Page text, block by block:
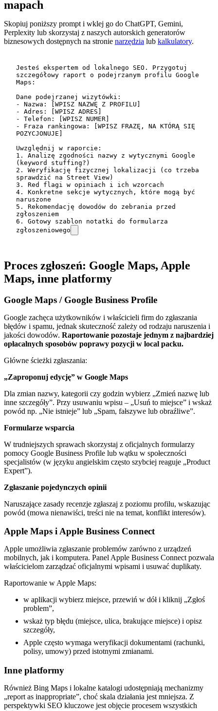
mapach
Skopiuj poniższy prompt i wklej go do ChatGPT, Gemini,
Perplexity lub skorzystaj z naszych autorskich generatorów
biznesowych dostępnych na stronie narzędzia lub kalkulatory.
Jesteś ekspertem od lokalnego SEO. Przygotuj
szczegółowy raport o podejrzanym profilu Google
Maps:
Dane podejrzanej wizytówki:
- Nazwa: [WPISZ NAZWĘ Z PROFILU]
- Adres: [WPISZ ADRES]
- Telefon: [WPISZ NUMER]
- Fraza rankingowa: [WPISZ FRAZĘ, NA KTÓRĄ SIĘ
POZYCJONUJE]
Uwzględnij w raporcie:
1. Analizę zgodności nazwy z wytycznymi Google
(keyword stuffing?)
2. Weryfikację fizycznej lokalizacji (co trzeba
sprawdzić na Street View)
3. Red flagi w opiniach i ich wzorcach
4. Konkretne sekcje wytycznych, które mogą być
naruszone
5. Rekomendację dowodów do zebrania przed
zgłoszeniem
6. Gotowy szablon notatki do formularza
zgłoszeniowego
Proces zgłoszeń: Google Maps, Apple
Maps, inne platformy
Google Maps / Google Business Profile
Google zachęca użytkowników i właścicieli firm do zgłaszania
błędów i spamu, jednak skuteczność zależy od rodzaju naruszenia i
jakości dowodów. Raportowanie pozostaje jednym z najbardziej
opłacalnych sposobów poprawy pozycji w local packu.
Główne ścieżki zgłaszania:
„Zaproponuj edycję” w Google Maps
Dla zmian nazwy, kategorii czy godzin wybierz „Zmień nazwę lub
inne szczegóły”. Przy usuwaniu wpisu – „Usuń to miejsce” i wskaż
powód np. „Nie istnieje” lub „Spam, fałszywe lub obraźliwe”.
Formularze wsparcia
W trudniejszych sprawach skorzystaj z oficjalnych formularzy
pomocy Google Business Profile lub wątku w społeczności
specjalistów (w języku angielskim często szybciej reaguje „Product
Expert”).
Zgłaszanie pojedynczych opinii
Naruszające zasady recenzje zgłaszaj z poziomu profilu, wskazując
powód (mowa nienawiści, treści nie na temat, konflikt interesów).
Apple Maps i Apple Business Connect
Apple umożliwia zgłaszanie problemów zarówno z urządzeń
mobilnych, jak i komputera. Panel Apple Business Connect pozwala
właścicielom zarządzać oficjalnymi wpisami i usuwać duplikaty.
Raportowanie w Apple Maps:
w aplikacji wybierz miejsce, przewiń w dół i kliknij „Zgłoś
problem”,
wskaż typ błędu (miejsce, ulica, brakujące miejsce) i opisz
szczegóły,
Apple często wymaga weryfikacji dokumentami (rachunki,
polisy, umowy) przed istotnymi zmianami.
Inne platformy
Również Bing Maps i lokalne katalogi udostępniają mechanizmy
„report as inappropriate”, choć skala działania jest mniejsza. Z
perspektywki SEO kluczowe jest objęcie procesem wszystkich